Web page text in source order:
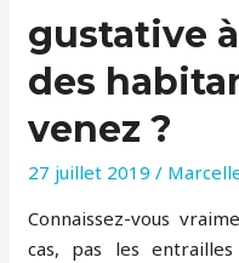
gustative
des
venez ?
27 juillet 2019 /
Connaissez-vous
cas, pas les